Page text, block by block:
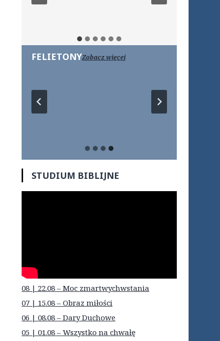
FELIETONYZobacz więcej
STUDIUM BIBLIJNE
08 | 22.08 – Moc zmartwychwstania
07 | 15.08 – Obraz miłości
06 | 08.08 – Dary Duchowe
05 | 01.08 – Wszystko na chwałę